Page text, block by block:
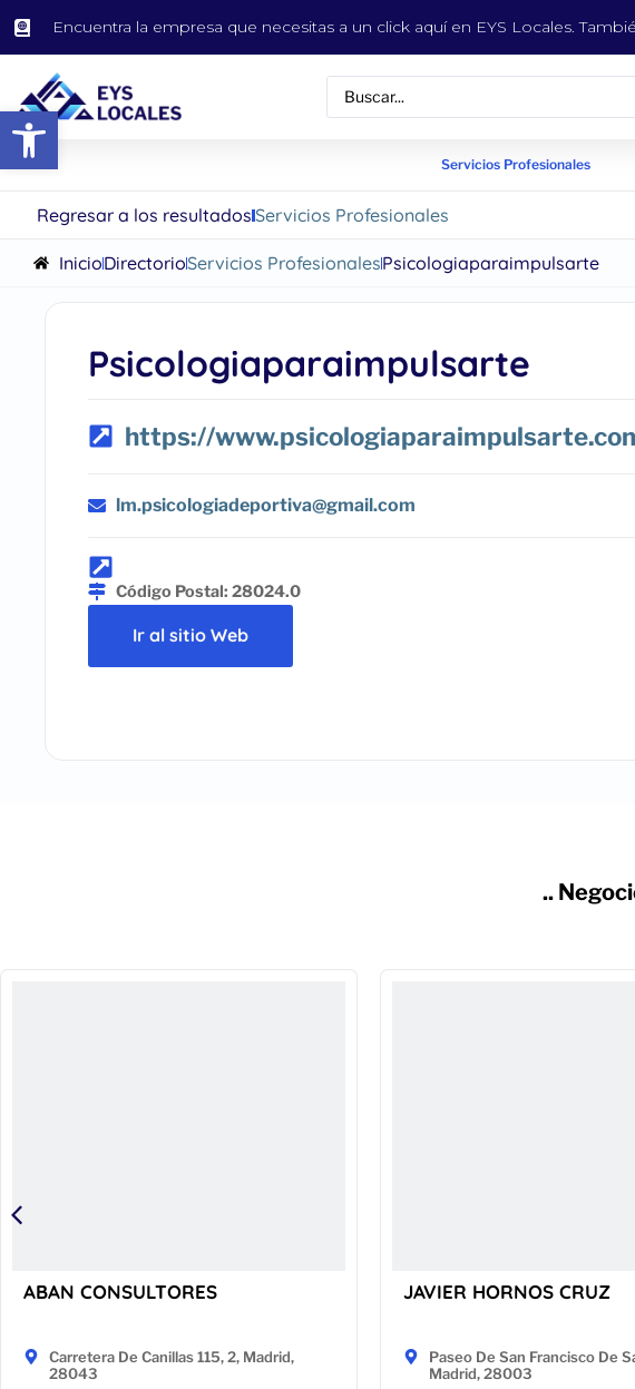
Abrir barra de herramientas
Encuentra la empresa que necesitas a un click aquí en EYS Locales.
Servicios Profesionales
Regresar a los resultadosServicios Profesionales
InicioDirectorioServicios ProfesionalesPsicologiaparaimpulsarte
Psicologiaparaimpulsarte
https://
lm.psicologiadeportiva@gmail.com
Código Postal: 28024.0
Ir al sitio Web
..
ABAN CONSULTORES
Carretera De Canillas 115, 2, Madrid,
28043
JAVIER HORNOS CRUZ
Paseo De San Francisco De
Madrid, 28003